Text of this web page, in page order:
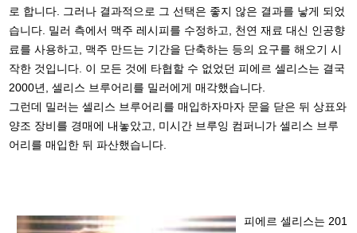
로 합니다. 그러나 결과적으로 그 선택은 좋지 않은 결과를 낳게 되었
습니다. 밀러 측에서 맥주 레시피를 수정하고, 천연 재료 대신 인공향
료를 사용하고, 맥주 만드는 기간을 단축하는 등의 요구를 해오기 시
작한 것입니다. 이 모든 것에 타협할 수 없었던 피에르 셀리스는 결국
2000년, 셀리스 브루어리를 밀러에게 매각했습니다.
그런데 밀러는 셀리스 브루어리를 매입하자마자 문을 닫은 뒤 상표와
양조 장비를 경매에 내놓았고, 미시간 브루잉 컴퍼니가 셀리스 브루
어리를 매입한 뒤 파산했습니다.
피에르 셀리스는 201